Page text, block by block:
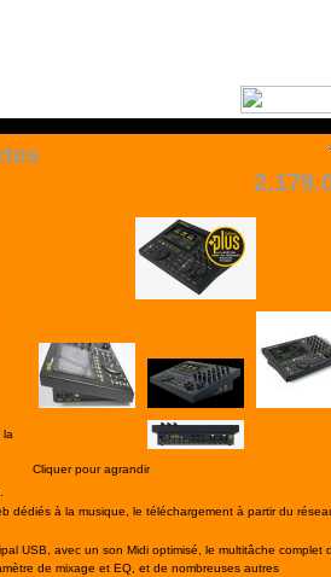
Cliquer pour agrandir
la
dédiés à la musique, le téléchargement à partir du
USB, avec un son Midi optimisé, le multitâche complet
de mixage et EQ, et de nombreuses autres